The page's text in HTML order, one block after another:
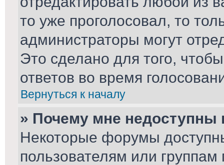
то уже проголосовал, то
администраторы могут
Это сделано для того,
ответов во время
Вернуться к началу
» Почему мне
Некоторые форумы
пользователям или